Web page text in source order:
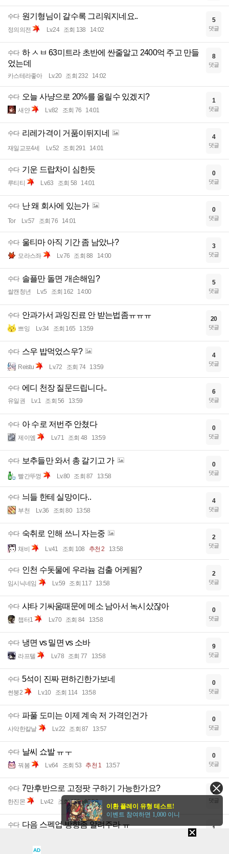
수다 원기형님이 갈수록 그리워지네요..
정의의전 Lv.24 조회 138 14:02
5
댓글
수다 하 ㅅㅂ 63미트라 초반에 싼줄알고 2400억 주고 만들
었는데
카스테라좋아 Lv.20 조회 232 14:02
8
댓글
수다 오늘 사냥으로 20%를 올릴수 있겠지?
새얀 Lv.82 조회 76 14:01
1
댓글
수다 리레가격이 거품이뒤지네
재일교포4세 Lv.52 조회 291 14:01
4
댓글
수다 기운 드랍차이 심한듯
루티티 Lv.63 조회 58 14:01
0
댓글
수다 난 왜 회사에 있는가
Tor Lv.57 조회 76 14:01
0
댓글
수다 울티마 아직 기간 좀 남았나?
모라스좌 Lv.76 조회 88 14:00
3
댓글
수다 솔플만 돌면 개손해임?
쌀캔청년 Lv.5 조회 162 14:00
5
댓글
수다 안과가서 과잉진료 안 받는법좀ㅠㅠㅠ
쁘잉 Lv.34 조회 165 13:59
20
댓글
수다 스우 밥먹었스우?
Reistu Lv.72 조회 74 13:59
4
댓글
수다 에디 천장 질문드립니다..
유일권 Lv.1 조회 56 13:59
6
댓글
수다 아 수로 저번주 안쳤다
제이엠 Lv.71 조회 48 13:59
0
댓글
수다 보추들만 와서 총 갈기고 가
빨간뚜껑 Lv.80 조회 87 13:58
0
댓글
수다 늬들 한테 실망이다..
부천 Lv.36 조회 80 13:58
4
댓글
수다 숙취로 인해 쓰니 자는중
채비 Lv.41 조회 108 추천 2 13:58
2
댓글
수다 인천 수돗물에 우라늄 검출 어케됨?
임시닉네임 Lv.59 조회 117 13:58
2
댓글
수다 샤타 기싸움때문에 메소 남아서 녹시샀잖아
챕터1 Lv.70 조회 84 13:58
0
댓글
수다 냉면 vs 밀면 vs 소바
라프텔 Lv.78 조회 77 13:58
9
댓글
수다 5석이 진짜 편하긴한가보네
썬붕2 Lv.10 조회 114 13:58
0
댓글
수다 파풀 도미는 이제 계속 저 가격인건가
사악한칼날 Lv.22 조회 87 13:57
0
댓글
수다 날씨 쇼발 ㅠㅜ
꿔봄 Lv.64 조회 53 추천 1 13:57
0
댓글
수다 7만후반으로 고정팟 구하기 가능한가요?
한진몬 Lv.42 조회 166 13:56
7
댓글
수다 다음 스펙업 방향좀 알려주라 ㅠ 1
AD
이환 플레이 유형 테스트!
이벤트 참여하면 1,000 이니